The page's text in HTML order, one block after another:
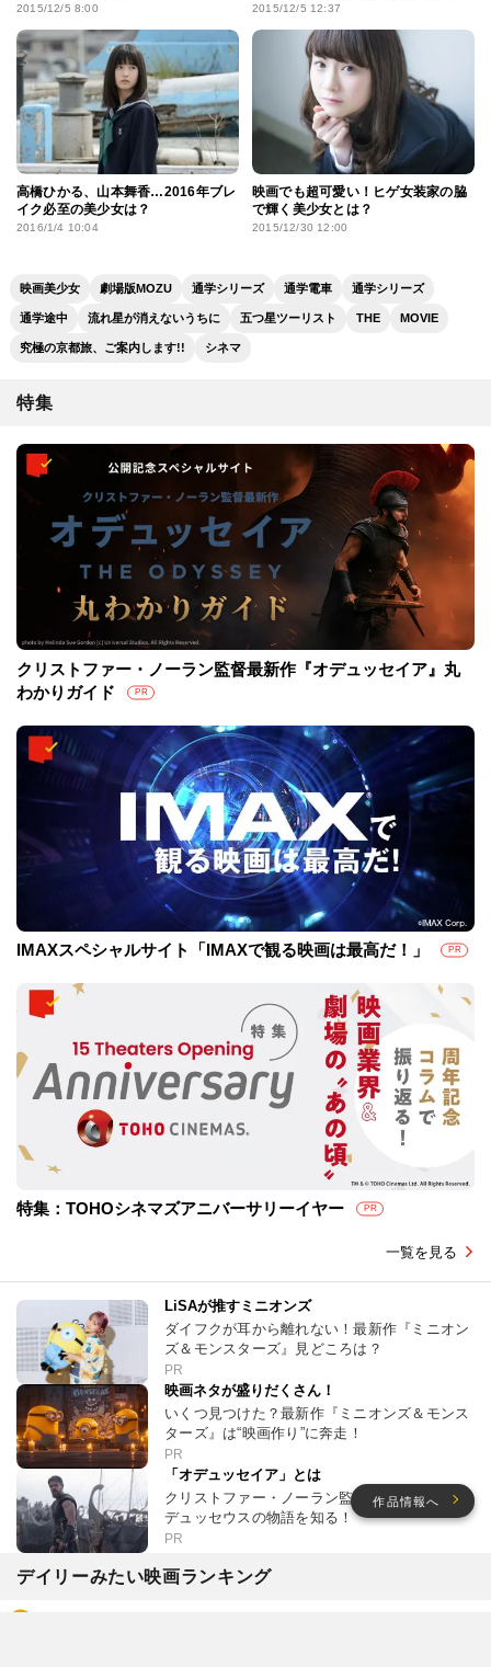
作品情報へ
2015/12/5 8:00 2015/12/5 12:37
高橋ひかる、山本舞香…2016年ブレ
イク必至の美少女は？
2016/1/4 10:04
映画でも超可愛い！ヒゲ女装家の脇
で輝く美少女とは？
2015/12/30 12:00
映画美少女 劇場版MOZU 通学シリーズ 通学電車 通学シリーズ
通学途中 流れ星が消えないうちに 五つ星ツーリスト THE MOVIE
究極の京都旅、ご案内します!! シネマ
特集
クリストファー・ノーラン監督最新作『オデュッセイア』丸
わかりガイド
PR
IMAXスペシャルサイト「IMAXで観る映画は最高だ！」 PR
特集：TOHOシネマズアニバーサリーイヤー PR
一覧を見る
LiSAが推すミニオンズ
ダイフクが耳から離れない！最新作『ミニオン
ズ＆モンスターズ』見どころは？
PR
映画ネタが盛りだくさん！
いくつ見つけた？最新作『ミニオンズ＆モンス
ターズ』は“映画作り”に奔走！
PR
「オデュッセイア」とは
クリストファー・ノーラン監督が挑む、英雄オ
デュッセウスの物語を知る！
PR
デイリーみたい映画ランキング